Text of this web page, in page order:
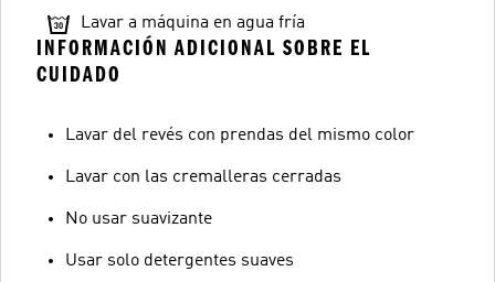
Lavar a máquina en agua fría
INFORMACIÓN ADICIONAL SOBRE EL
CUIDADO
Lavar del revés con prendas del mismo color
Lavar con las cremalleras cerradas
No usar suavizante
Usar solo detergentes suaves